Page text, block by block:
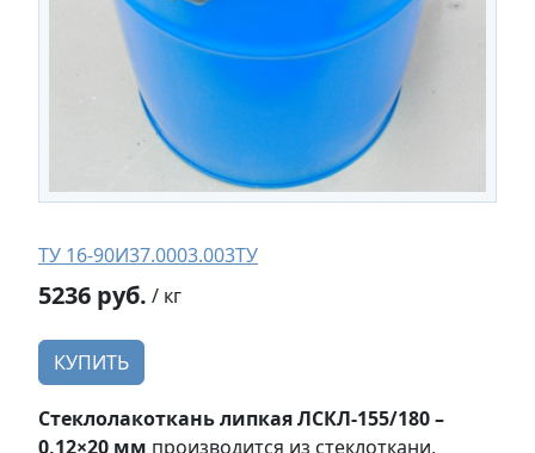
ТУ 16-90И37.0003.003ТУ
5236 руб. / кг
КУПИТЬ
Стеклолакоткань липкая ЛСКЛ-155/180 –
0,12×20 мм производится из стеклоткани,